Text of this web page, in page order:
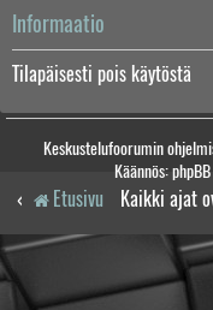
Informaatio
Tilapäisesti pois käytöstä
Keskustelufoorumin
Käännös:
Etusivu Kaikki ajat